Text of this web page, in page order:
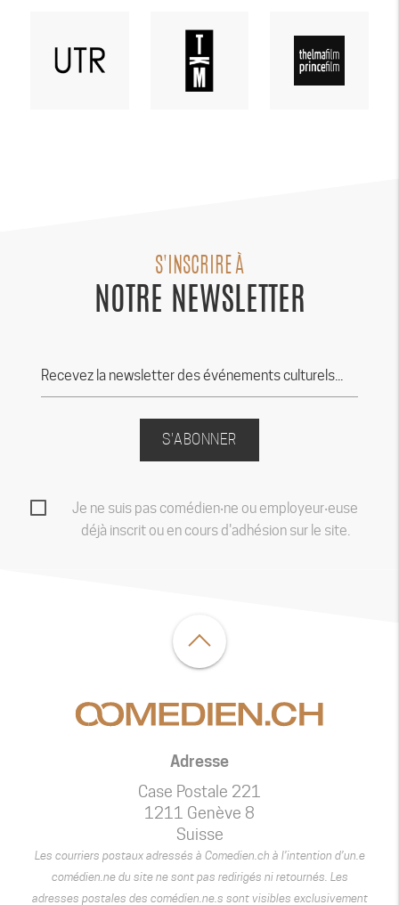
S'INSCRIRE À
NOTRE NEWSLETTER
S'ABONNER
Je ne suis pas comédien‧ne ou employeur‧euse
déjà inscrit ou en cours d'adhésion sur le site.
Adresse
Case Postale 221
1211 Genève 8
Suisse
Les courriers postaux adressés à Comedien.ch à l’intention d’un.e
comédien.ne du site ne sont pas redirigés ni retournés. Les
adresses postales des comédien.ne.s sont visibles exclusivement